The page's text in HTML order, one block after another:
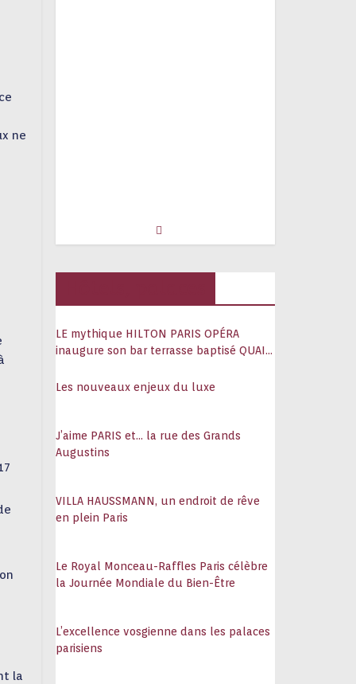
ne
la
LE mythique HILTON PARIS OPÉRA
inaugure son bar terrasse baptisé QUAI
Les nouveaux enjeux du luxe
J’aime PARIS et… la rue des Grands
Augustins
VILLA HAUSSMANN, un endroit de rêve
en plein Paris
Le Royal Monceau-Raffles Paris célèbre
la Journée Mondiale du Bien-Être
L’excellence vosgienne dans les palaces
parisiens